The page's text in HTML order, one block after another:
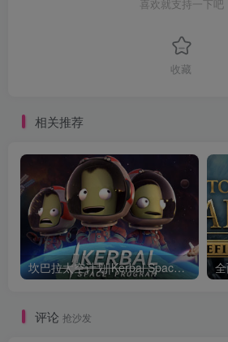
喜欢就支持一下吧
收藏
相关推荐
坎巴拉太空计划|Kerbal Space Program|1.12.5.3190|整合全DLC
评论 抢沙发